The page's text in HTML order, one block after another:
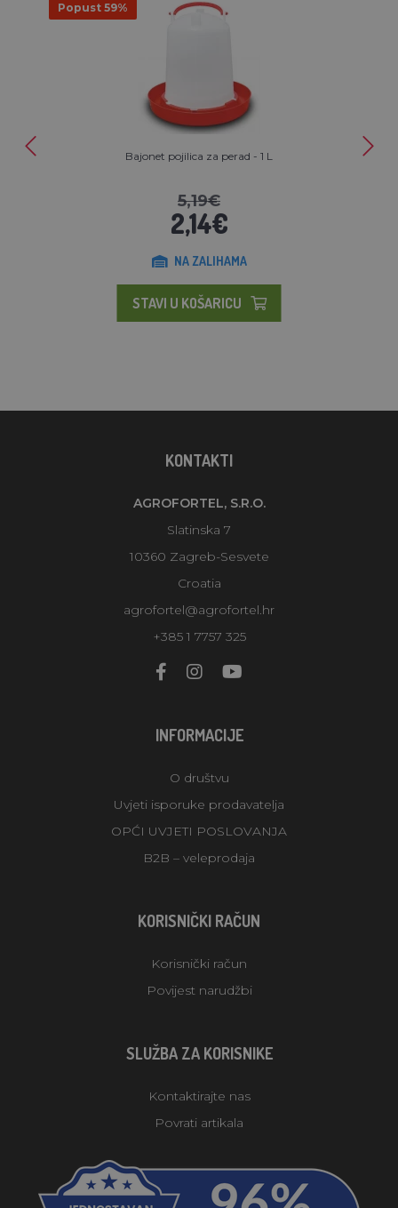
Popust 59%
Bajonet pojilica za perad - 1 L
5,19€
2,14€
NA ZALIHAMA
STAVI U KOŠARICU
KONTAKTI
AGROFORTEL, S.R.O.
Slatinska 7
10360 Zagreb-Sesvete
Croatia
agrofortel@agrofortel.hr
+385 1 7757 325
INFORMACIJE
O društvu
Uvjeti isporuke prodavatelja
OPĆI UVJETI POSLOVANJA
B2B – veleprodaja
KORISNIČKI RAČUN
Korisnički račun
Povijest narudžbi
SLUŽBA ZA KORISNIKE
Kontaktirajte nas
Povrati artikala